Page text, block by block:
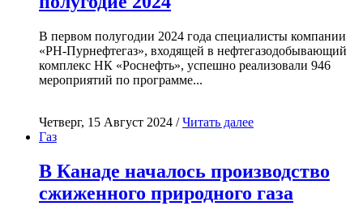
В первом полугодии 2024 года специалисты компании
«РН-Пурнефтегаз», входящей в нефтегазодобывающий
комплекс НК «Роснефть», успешно реализовали 946
мероприятий по программе...
Четверг, 15 Август 2024 /Читать далее
Газ
В Канаде началось производство
сжиженного природного газа